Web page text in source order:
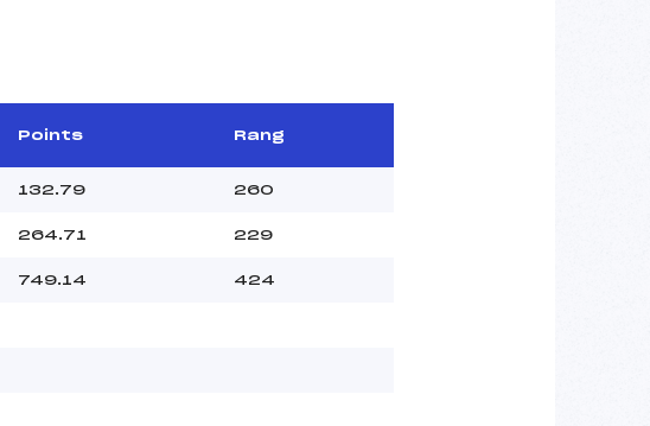
Points Rang
132.79 260
264.71 229
749.14 424